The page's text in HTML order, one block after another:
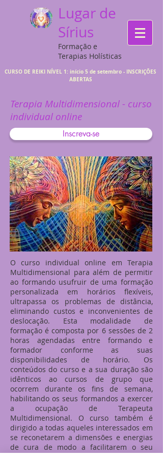
Lugar de
Sírius
Formação e
Terapias Holísticas
CURSO DE REIKI NÍVEL 1: início 5 de setembro - INSCRIÇÕES
ABERTAS
Terapia Multidimensional - curso
individual online
Inscreva-se
O curso individual online em Terapia
Multidimensional para além de permitir
ao formando usufruir de uma formação
personalizada em horários flexíveis,
ultrapassa os problemas de distância,
eliminando custos e inconvenientes de
deslocação. Esta modalidade de
formação é composta por 6 sessões de 2
horas agendadas entre formando e
formador conforme as suas
disponibilidades de horário. Os
conteúdos do curso e a sua duração são
idênticos ao cursos de grupo que
ocorrem durante os fins de semana,
habilitando os seus formandos a exercer
a ocupação de Terapeuta
Multidimensional. O curso também é
dirigido a todas aqueles interessados em
se reconetarem a dimensões e energias
de cura de modo a facilitarem o seu